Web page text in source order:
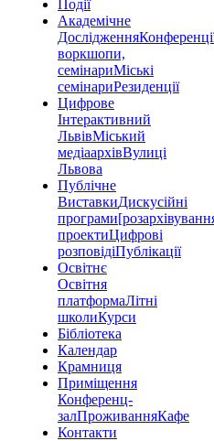
Події
Академічне
Дослідження
воркшопи,
семінариМіські
семінариРезиденції
Цифрове
Інтерактивний
ЛьвівМіський
медіаархівВулиці
Львова
Публічне
ВиставкиДискусійні
програми
проектиЦифрові
розповідіПублікації
Освітнє
Освітня
платформаЛітні
школиКурси
Бібліотека
Календар
Крамниця
Приміщення
Конференц-
залПроживанняКафе
Контакти